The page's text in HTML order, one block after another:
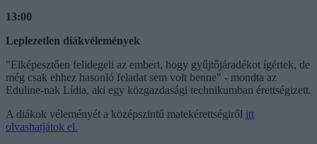
13:00
Leplezetlen diákvélemények
"Elképesztően felidegeli az embert, hogy gyűjtőjáradékot ígértek, de
még csak ehhez hasonló feladat sem volt benne" - mondta az
Eduline-nak Lídia, aki egy közgazdasági technikumban érettségizett.
A diákok véleményét a középszintű matekérettségiről itt
olvashatjátok el.